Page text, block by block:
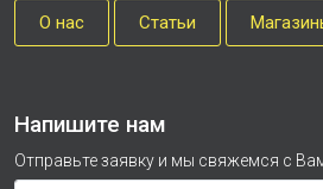
О нас Cтатьи
Напишите нам
Отправьте заявку и мы свяжемся с